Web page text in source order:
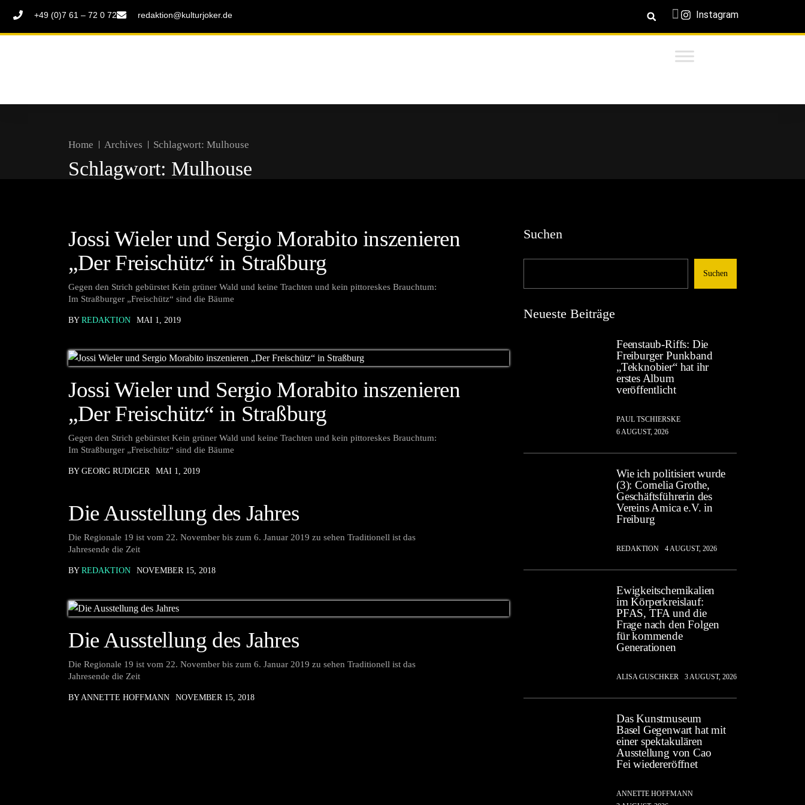
+49 (0)7 61 – 72 0 72 redaktion@kulturjoker.de Instagram
Home Archives Schlagwort: Mulhouse
Schlagwort: Mulhouse
Jossi Wieler und Sergio Morabito inszenieren
„Der Freischütz“ in Straßburg
Gegen den Strich gebürstet Kein grüner Wald und keine Trachten und kein pittoreskes Brauchtum:
Im Straßburger „Freischütz“ sind die Bäume
BY REDAKTION MAI 1, 2019
Jossi Wieler und Sergio Morabito inszenieren
„Der Freischütz“ in Straßburg
Gegen den Strich gebürstet Kein grüner Wald und keine Trachten und kein pittoreskes Brauchtum:
Im Straßburger „Freischütz“ sind die Bäume
BY GEORG RUDIGER MAI 1, 2019
Die Ausstellung des Jahres
Die Regionale 19 ist vom 22. November bis zum 6. Januar 2019 zu sehen Traditionell ist das
Jahresende die Zeit
BY REDAKTION NOVEMBER 15, 2018
Die Ausstellung des Jahres
Die Regionale 19 ist vom 22. November bis zum 6. Januar 2019 zu sehen Traditionell ist das
Jahresende die Zeit
BY ANNETTE HOFFMANN NOVEMBER 15, 2018
Suchen
Suchen
Neueste Beiträge
Feenstaub-Riffs: Die
Freiburger Punkband
„Tekknobier“ hat ihr
erstes Album
veröffentlicht
PAUL TSCHIERSKE
6 AUGUST, 2026
Wie ich politisiert wurde
(3): Cornelia Grothe,
Geschäftsführerin des
Vereins Amica e.V. in
Freiburg
REDAKTION 4 AUGUST, 2026
Ewigkeitschemikalien
im Körperkreislauf:
PFAS, TFA und die
Frage nach den Folgen
für kommende
Generationen
ALISA GUSCHKER 3 AUGUST, 2026
Das Kunstmuseum
Basel Gegenwart hat mit
einer spektakulären
Ausstellung von Cao
Fei wiedereröffnet
ANNETTE HOFFMANN